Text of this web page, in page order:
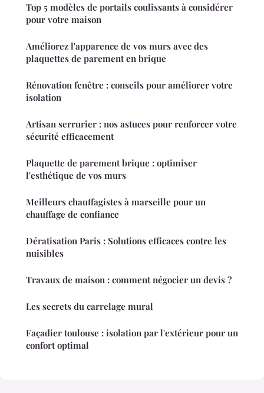
Top 5 modèles de portails coulissants à considérer
pour votre maison
Améliorez l'apparence de vos murs avec des
plaquettes de parement en brique
Rénovation fenêtre : conseils pour améliorer votre
isolation
Artisan serrurier : nos astuces pour renforcer votre
sécurité efficacement
Plaquette de parement brique : optimiser
l'esthétique de vos murs
Meilleurs chauffagistes à marseille pour un
chauffage de confiance
Dératisation Paris : Solutions efficaces contre les
nuisibles
Travaux de maison : comment négocier un devis ?
Les secrets du carrelage mural
Façadier toulouse : isolation par l'extérieur pour un
confort optimal